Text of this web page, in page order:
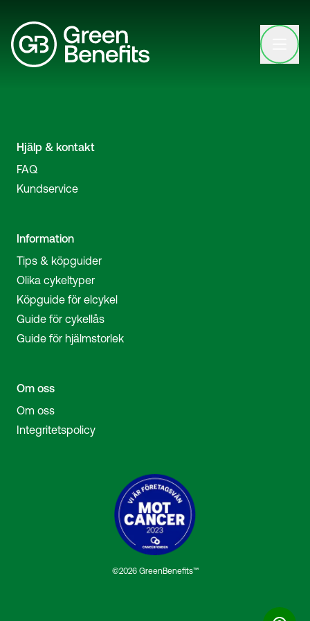
Open
Hjälp & kontakt
FAQ
Kundservice
Information
Tips & köpguider
Olika cykeltyper
Köpguide för elcykel
Guide för cykellås
Guide för hjälmstorlek
Om oss
Om oss
Integritetspolicy
©2026 GreenBenefits™